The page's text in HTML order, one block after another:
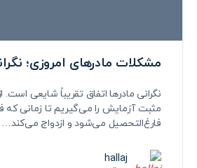
مشکلات مادرهای امروزی؛
نگرانی مادرها اتفاق تقریباً شایعی
مثبت آزمایش را می‌گیریم تا زمانی که
فارغ‌التحصیل می‌شود و ازدواج می‌کند…
hallaj